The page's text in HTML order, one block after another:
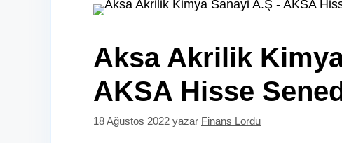
Aksa Akrilik
AKSA Hisse
18 Ağustos 2022 yazar Finans Lordu